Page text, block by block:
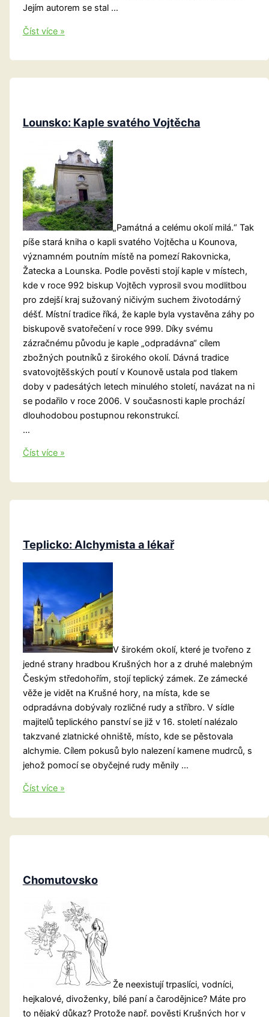
Jejím autorem se stal …
Teplice:
termální
kašna
Číst více »
Lounsko: Kaple svatého Vojtěcha
„Památná a celému okolí milá.“ Tak
píše stará kniha o kapli svatého Vojtěcha u Kounova,
významném poutním místě na pomezí Rakovnicka,
Žatecka a Lounska. Podle pověsti stojí kaple v místech,
kde v roce 992 biskup Vojtěch vyprosil svou modlitbou
pro zdejší kraj sužovaný ničivým suchem životodárný
déšť. Místní tradice říká, že kaple byla vystavěna záhy po
biskupově svatořečení v roce 999. Díky svému
zázračnému původu je kaple „odpradávna“ cílem
zbožných poutníků z širokého okolí. Dávná tradice
svatovojtěšských poutí v Kounově ustala pod tlakem
doby v padesátých letech minulého století, navázat na ni
se podařilo v roce 2006. V současnosti kaple prochází
dlouhodobou postupnou rekonstrukcí.
…
Lounsko:
svatého
Číst více »
Teplicko: Alchymista a lékař
V širokém okolí, které je tvořeno z
jedné strany hradbou Krušných hor a z druhé malebným
Českým středohořím, stojí teplický zámek. Ze zámecké
věže je vidět na Krušné hory, na místa, kde se
odpradávna dobývaly rozličné rudy a stříbro. V sídle
majitelů teplického panství se již v 16. století nalézalo
takzvané zlatnické ohniště, místo, kde se pěstovala
alchymie. Cílem pokusů bylo nalezení kamene mudrců, s
jehož pomocí se obyčejné rudy měnily …
Teplicko:
a
Číst více »
Chomutovsko
Že neexistují trpaslíci, vodníci,
hejkalové, divoženky, bílé paní a čarodějnice? Máte pro
to nějaký důkaz? Protože např. pověsti Krušných hor v